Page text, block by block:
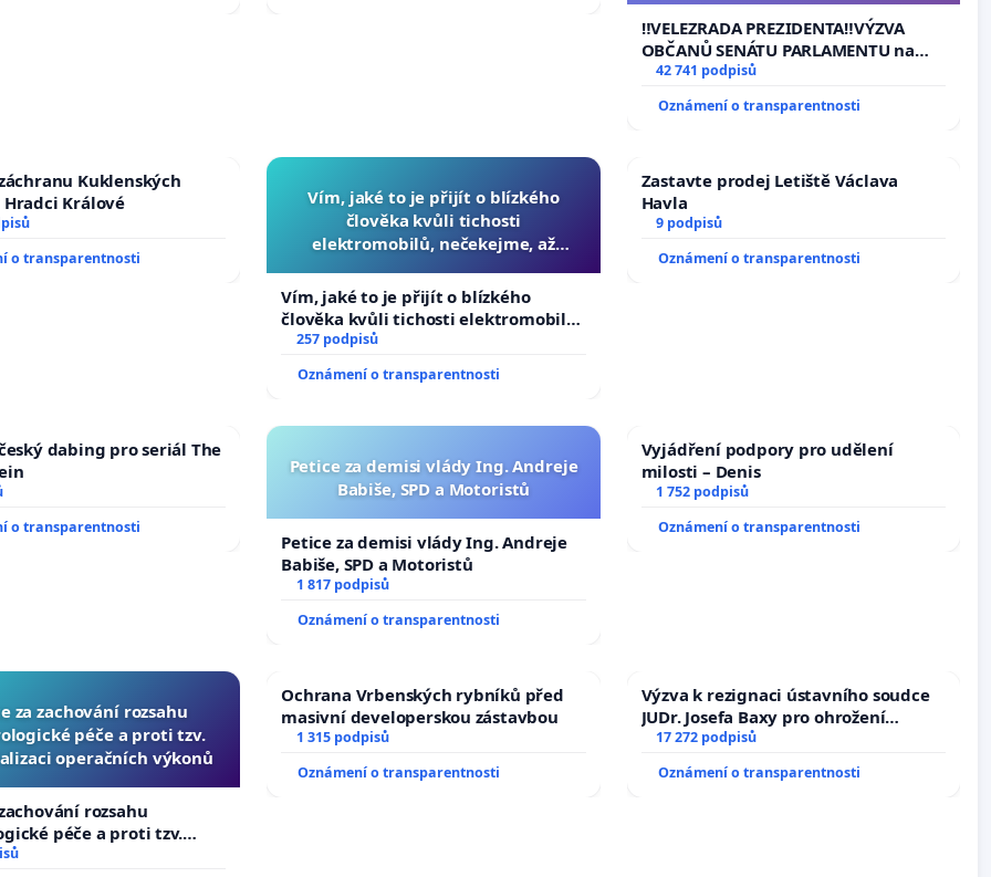
návrhu na přijetí usnesení k podání
ústavní žaloby na prezidenta
republiky
‼️VELEZRADA PREZIDENTA‼️VÝZVA
OBČANŮ SENÁTU PARLAMENTU na
vyhlášení veřejného slyšení podle §
na přijetí usnesení k podání ústavní
42 741 podpisů
Oznámení o transparentnosti
Kuklenských
Králové
o transparentnosti
Vím, jaké to je přijít o blízkého
člověka kvůli tichosti
elektromobilů, nečekejme, až
auta!
Vím, jaké to je přijít o blízkého
člověka kvůli tichosti elektromobilů,
nečekejme, až přibydou další,
257 podpisů
Oznámení o transparentnosti
Zastavte prodej Letiště Václava
Havla
9 podpisů
Oznámení o transparentnosti
dabing pro seriál The
o transparentnosti
Petice za demisi vlády Ing. Andreje
Babiše, SPD a Motoristů
Petice za demisi vlády Ing. Andreje
Babiše, SPD a Motoristů
1 817 podpisů
Oznámení o transparentnosti
Vyjádření podpory pro udělení
milosti – Denis
1 752 podpisů
Oznámení o transparentnosti
za zachování rozsahu
péče a proti tzv.
operačních výkonů
rozsahu
péče a proti tzv.
operačních výkonů
Ochrana Vrbenských rybníků před
masivní developerskou zástavbou
1 315 podpisů
Oznámení o transparentnosti
Výzva k rezignaci ústavního soudce
JUDr. Josefa Baxy pro ohrožení
důvěry ve spravedlivý proces
17 272 podpisů
Oznámení o transparentnosti